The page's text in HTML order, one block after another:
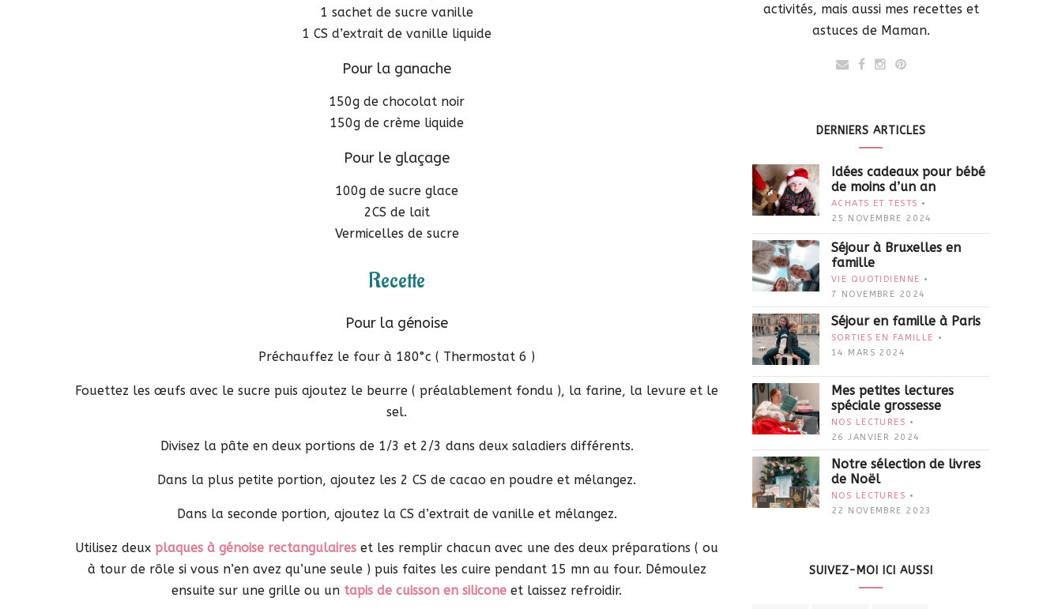
1 sachet de sucre vanille
1 CS d’extrait de vanille liquide
Pour la ganache
150g de chocolat noir
150g de crème liquide
Pour le glaçage
100g de sucre glace
2CS de lait
Vermicelles de sucre
Recette
Pour la génoise
Préchauffez le four à 180°c ( Thermostat 6 )
Fouettez les œufs avec le sucre puis ajoutez le beurre ( préalablement fondu ), la farine, la levure et le
sel.
Divisez la pâte en deux portions de 1/3 et 2/3 dans deux saladiers différents.
Dans la plus petite portion, ajoutez les 2 CS de cacao en poudre et mélangez.
Dans la seconde portion, ajoutez la CS d’extrait de vanille et mélangez.
Utilisez deux plaques à génoise rectangulaires et les remplir chacun avec une des deux préparations ( ou
à tour de rôle si vous n’en avez qu’une seule ) puis faites les cuire pendant 15 mn au four. Démoulez
ensuite sur une grille ou un tapis de cuisson en silicone et laissez refroidir.
activités, mais aussi mes recettes et
astuces de Maman.
DERNIERS ARTICLES
Idées cadeaux pour bébé
de moins d’un an
ACHATS ET TESTS
25 NOVEMBRE 2024
Séjour à Bruxelles en
famille
VIE QUOTIDIENNE
7 NOVEMBRE 2024
Séjour en famille à Paris
SORTIES EN FAMILLE
14 MARS 2024
Mes petites lectures
spéciale grossesse
NOS LECTURES
26 JANVIER 2024
Notre sélection de livres
de Noël
NOS LECTURES
22 NOVEMBRE 2023
SUIVEZ-MOI ICI AUSSI